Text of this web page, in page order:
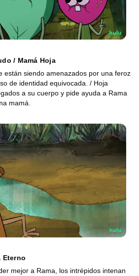
/ Mamá Hoja
están siendo amenazados por una feroz
de identidad equivocada. / Hoja
a su cuerpo y pide ayuda a Rama
mamá.
Eterno
mejor a Rama, los intrépidos intenan